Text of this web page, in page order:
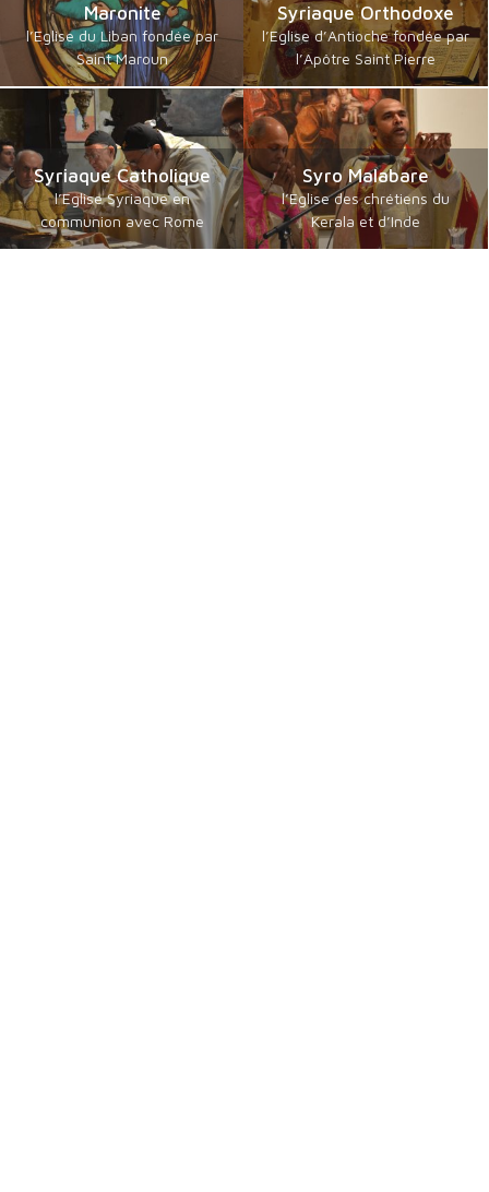
Maronite
l’Eglise du Liban fondée par
Saint Maroun
Syriaque Orthodoxe
l’Eglise d’Antioche fondée par
l’Apôtre Saint Pierre
Syriaque Catholique
l’Eglise Syriaque en
communion avec Rome
Syro Malabare
l’Eglise des chrétiens du
Kerala et d’Inde